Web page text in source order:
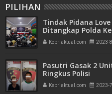
PILIHAN
Tindak Pidana
Ditangkap Polda
Kepriaktual.com 2023-
Pasutri Gasak 2
Ringkus Polisi
Kepriaktual.com 2023-